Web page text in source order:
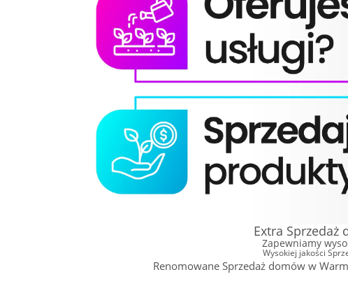
Extra
Zapewniamy
Wysokiej jakości
Renomowane Sprzedaż domów w